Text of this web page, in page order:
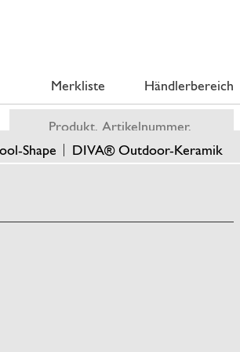
Merkliste Händlerbereich
Shape DIVA® Outdoor-Keramik